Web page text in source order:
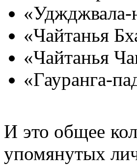
«Чайтанья
«Чайтанья
«Гауранга-
И это общее
упомянутых